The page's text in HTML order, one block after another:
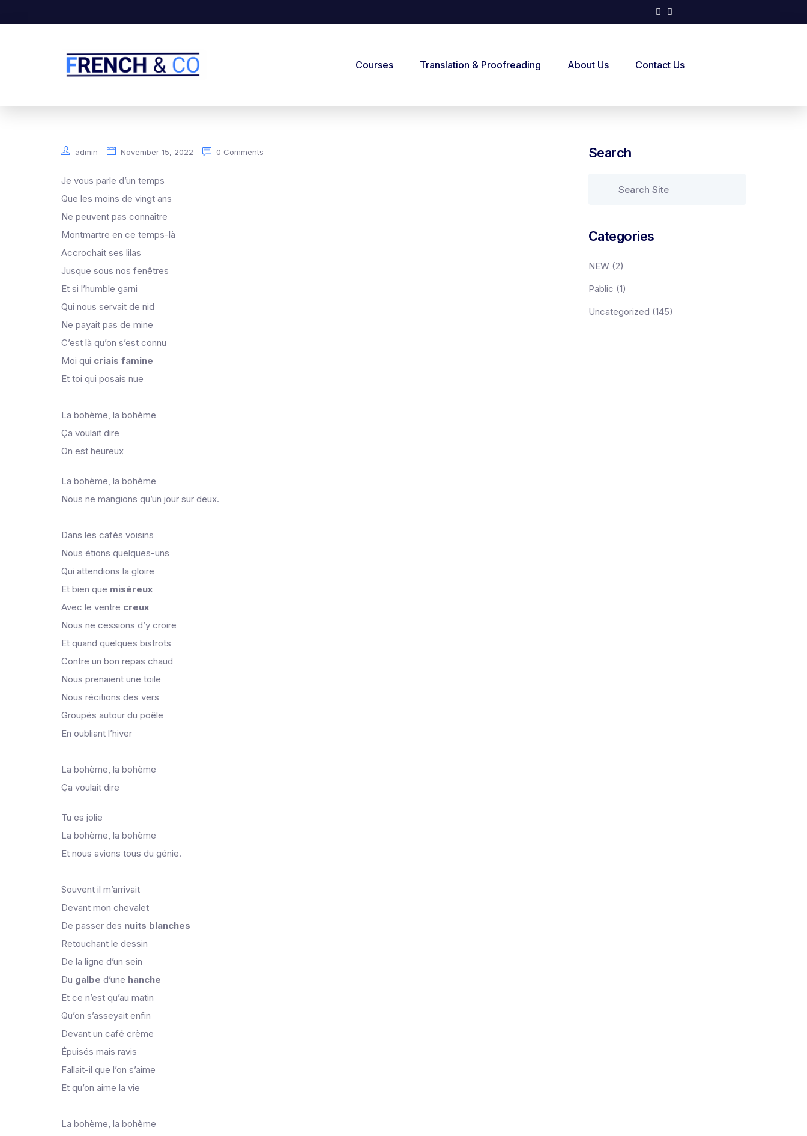
Courses Translation & Proofreading About Us Contact Us
admin November 15, 2022 0 Comments
Je vous parle d’un temps
Que les moins de vingt ans
Ne peuvent pas connaître
Montmartre en ce temps-là
Accrochait ses lilas
Jusque sous nos fenêtres
Et si l’humble garni
Qui nous servait de nid
Ne payait pas de mine
C’est là qu’on s’est connu
Moi qui criais famine
Et toi qui posais nue
La bohème, la bohème
Ça voulait dire
On est heureux
La bohème, la bohème
Nous ne mangions qu’un jour sur deux.
Dans les cafés voisins
Nous étions quelques-uns
Qui attendions la gloire
Et bien que miséreux
Avec le ventre creux
Nous ne cessions d’y croire
Et quand quelques bistrots
Contre un bon repas chaud
Nous prenaient une toile
Nous récitions des vers
Groupés autour du poêle
En oubliant l’hiver
La bohème, la bohème
Ça voulait dire
Tu es jolie
La bohème, la bohème
Et nous avions tous du génie.
Souvent il m’arrivait
Devant mon chevalet
De passer des nuits blanches
Retouchant le dessin
De la ligne d’un sein
Du galbe d’une hanche
Et ce n’est qu’au matin
Qu’on s’asseyait enfin
Devant un café crème
Épuisés mais ravis
Fallait-il que l’on s’aime
Et qu’on aime la vie
La bohème, la bohème
Search
Categories
NEW(2)
Pablic (1)
Uncategorized (145)